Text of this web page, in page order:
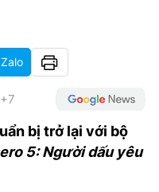
bị trở lại với bộ
5: Người dấu yêu